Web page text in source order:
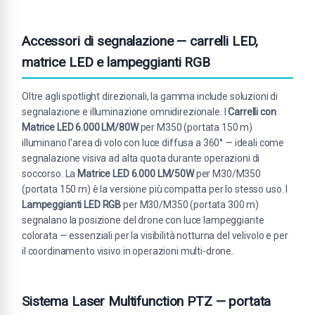
Accessori di segnalazione — carrelli LED,
matrice LED e lampeggianti RGB
Oltre agli spotlight direzionali, la gamma include soluzioni di
segnalazione e illuminazione omnidirezionale. ICarrelli con
Matrice LED 6.000 LM/80Wper M350 (portata 150 m)
illuminano l'area di volo con luce diffusa a 360° — ideali come
segnalazione visiva ad alta quota durante operazioni di
soccorso. La Matrice LED 6.000 LM/50Wper M30/M350
(portata 150 m) è la versione più compatta per lo stesso uso. I
Lampeggianti LED RGBper M30/M350 (portata 300 m)
segnalano la posizione del drone con luce lampeggiante
colorata — essenziali per la visibilità notturna del velivolo e per
il coordinamento visivo in operazioni multi-drone.
Sistema Laser Multifunction PTZ — portata